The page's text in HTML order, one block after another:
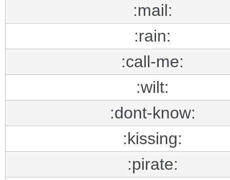
:mail:
:rain:
:call-me:
:wilt:
:dont-know:
:kissing:
:pirate: